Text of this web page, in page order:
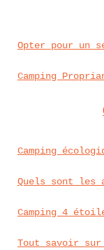
Opter pour un
Camping
Camping
Quels sont les
Camping 4
Tout savoir